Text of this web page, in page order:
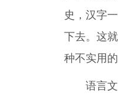
史，汉字
下去。这
种不实用
语言